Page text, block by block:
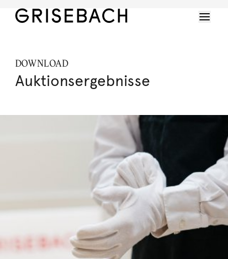
DOWNLOAD
Auktionsergebnisse